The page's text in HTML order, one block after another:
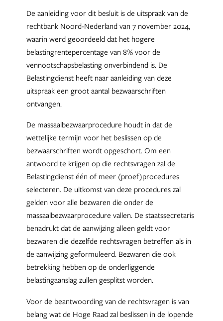
De aanleiding voor dit besluit is de uitspraak van de
rechtbank Noord-Nederland van 7 november 2024,
waarin werd geoordeeld dat het hogere
belastingrentepercentage van 8% voor de
vennootschapsbelasting onverbindend is. De
Belastingdienst heeft naar aanleiding van deze
uitspraak een groot aantal bezwaarschriften
ontvangen.
De massaalbezwaarprocedure houdt in dat de
wettelijke termijn voor het beslissen op de
bezwaarschriften wordt opgeschort. Om een
antwoord te krijgen op die rechtsvragen zal de
Belastingdienst één of meer (proef)procedures
selecteren. De uitkomst van deze procedures zal
gelden voor alle bezwaren die onder de
massaalbezwaarprocedure vallen. De staatssecretaris
benadrukt dat de aanwijzing alleen geldt voor
bezwaren die dezelfde rechtsvragen betreffen als in
de aanwijzing geformuleerd. Bezwaren die ook
betrekking hebben op de onderliggende
belastingaanslag zullen gesplitst worden.
Voor de beantwoording van de rechtsvragen is van
belang wat de Hoge Raad zal beslissen in de lopende